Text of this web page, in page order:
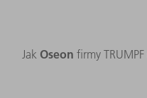
Jak Oseon firmy